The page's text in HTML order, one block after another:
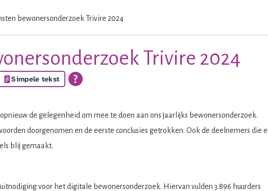
bewonersonderzoek Trivire 2024
Trivire 2024
Simpele tekst
de gelegenheid om mee te doen aan ons jaarlijks bewonersonderzoek.
doorgenomen en de eerste conclusies getrokken. Ook de deelnemers die
blij gemaakt.
voor het digitale bewonersonderzoek. Hiervan vulden 3.896 huurders